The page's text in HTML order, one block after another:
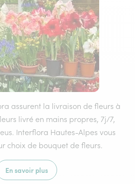
assurent la livraison de fleurs à
livré en mains propres, 7j/7,
Interflora Hautes-Alpes vous
choix de bouquet de fleurs.
En savoir plus